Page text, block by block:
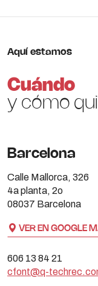
Aquí estamos
Cuándo
y cómo
Barcelona
Calle Mallorca, 326
4a planta, 2o
08037 Barcelona
VER EN GOOGLE
606 13 84 21
cfont@q-